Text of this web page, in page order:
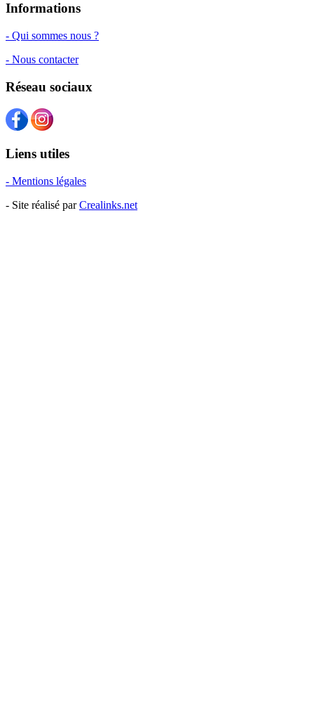
Informations
- Qui sommes nous ?
- Nous contacter
Réseau sociaux
Liens utiles
- Mentions légales
- Site réalisé parCrealinks.net